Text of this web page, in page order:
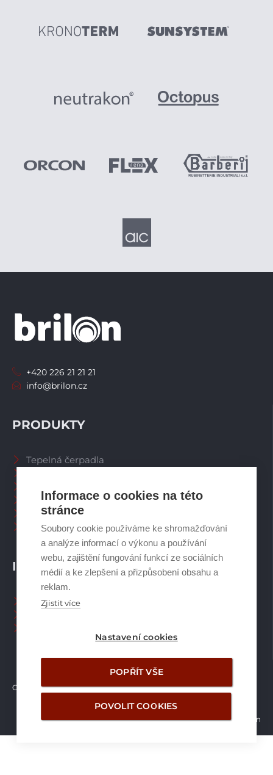
Informace o cookies na této
stránce
Soubory cookie používáme ke shromažďování
a analýze informací o výkonu a používání
webu, zajištění fungování funkcí ze sociálních
médií a ke zlepšení a přizpůsobení obsahu a
reklam.
Zjistit více
Nastavení cookies
POPŘÍT VŠE
POVOLIT COOKIES
INFORMACE
Naši pracovníci CZ
PRODUKTY
Tepelná čerpadla
Spalinové systémy
Plynové kotle
Ostatní příslušenství
+420 226 21 21 21
info@brilon.cz
Copyright © Brilon a.s. 2026
Vytvořilo studio Žalud Design